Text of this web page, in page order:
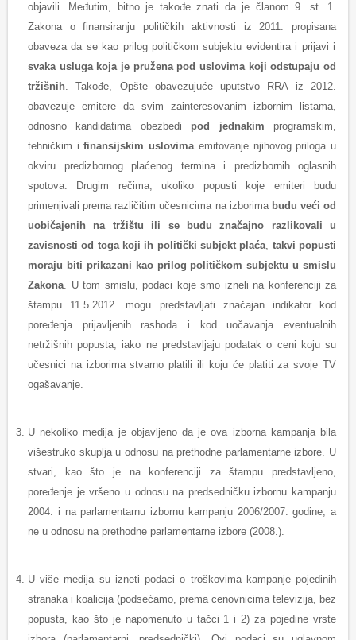
objavili. Međutim, bitno je takođe znati da je članom 9. st. 1.
Zakona o finansiranju političkih aktivnosti iz 2011. propisana
obaveza da se kao prilog političkom subjektu evidentira i prijavi i
svaka usluga koja je pružena pod uslovima koji odstupaju od
tržišnih. Takođe, Opšte obavezujuće uputstvo RRA iz 2012.
obavezuje emitere da svim zainteresovanim izbornim listama,
odnosno kandidatima obezbedi pod jednakim programskim,
tehničkim ifinansijskim uslovima emitovanje njihovog priloga u
okviru predizbornog plaćenog termina i predizbornih oglasnih
spotova. Drugim rečima, ukoliko popusti koje emiteri budu
primenjivali prema različitim učesnicima na izborima budu veći od
uobičajenih na tržištu ili se budu značajno razlikovali u
zavisnosti od toga koji ih politički subjekt plaća, takvi popusti
moraju biti prikazani kao prilog političkom subjektu u smislu
Zakona. U tom smislu, podaci koje smo izneli na konferenciji za
štampu 11.5.2012. mogu predstavljati značajan indikator kod
poređenja prijavljenih rashoda i kod uočavanja eventualnih
netržišnih popusta, iako ne predstavljaju podatak o ceni koju su
učesnici na izborima stvarno platili ili koju će platiti za svoje TV
ogašavanje.
U nekoliko medija je objavljeno da je ova izborna kampanja bila
višestruko skuplja u odnosu na prethodne parlamentarne izbore. U
stvari, kao što je na konferenciji za štampu predstavljeno,
poređenje je vršeno u odnosu na predsedničku izbornu kampanju
2004. i na parlamentarnu izbornu kampanju 2006/2007. godine, a
ne u odnosu na prethodne parlamentarne izbore (2008.).
U više medija su izneti podaci o troškovima kampanje pojedinih
stranaka i koalicija (podsećamo, prema cenovnicima televizija, bez
popusta, kao što je napomenuto u tačci 1 i 2) za pojedine vrste